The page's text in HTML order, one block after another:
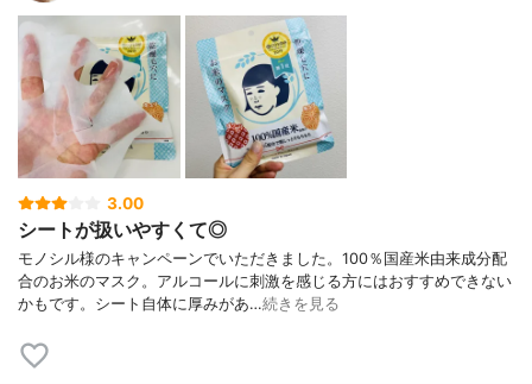
3.00
シートが扱いやすくて◎
モノシル様のキャンペーンでいただきました。100％国産米由来成分配
合のお米のマスク。アルコールに刺激を感じる方にはおすすめできない
かもです。シート自体に厚みがあ…続きを見る